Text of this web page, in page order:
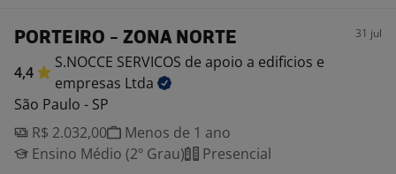
PORTEIRO - ZONA NORTE 31 jul
4,4
S.NOCCE SERVICOS de apoio a edificios e
empresas Ltda
São Paulo - SP
R$ 2.032,00
Menos de 1 ano
Ensino Médio (2º Grau)
Presencial